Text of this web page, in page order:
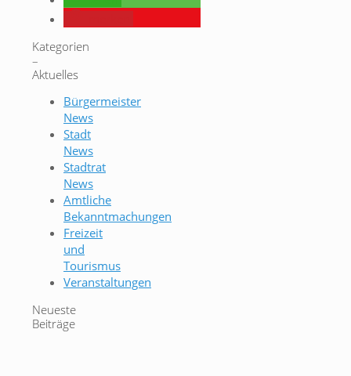
Kategorien
–
Aktuelles
Bürgermeister
News
Stadt
News
Stadtrat
News
Amtliche
Bekanntmachungen
Freizeit
und
Tourismus
Veranstaltungen
Neueste
Beiträge